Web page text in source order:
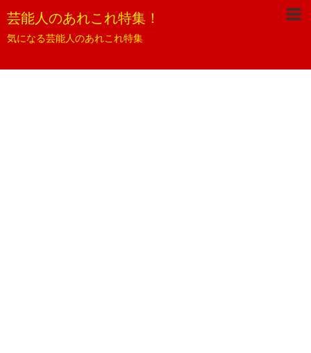
芸能人のあれこれ特集！
気になる芸能人のあれこれ特集